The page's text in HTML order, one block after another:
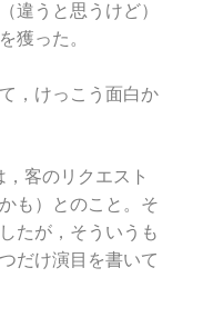
違うと思うけど）
獲った。
，けっこう面白か
客のリクエスト
も）とのこと。そ
たが，そういうも
だけ演目を書いて